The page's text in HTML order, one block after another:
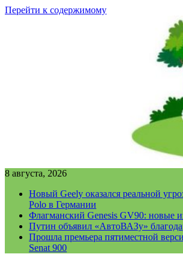
Перейти к содержимому
8 августа, 2026
Новый Geely оказался реальной
Polo в Германии
Флагманский Genesis GV90: новые
Путин объявил «АвтоВАЗу»
Прошла премьера пятиместной
Senat 900